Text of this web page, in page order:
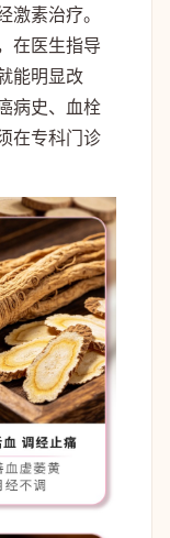
素治疗。
在医生指导
能明显改
病史、血栓
在专科门诊